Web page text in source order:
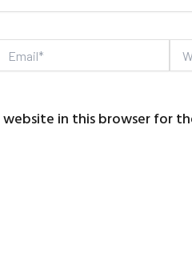
Email*
website in this browser for